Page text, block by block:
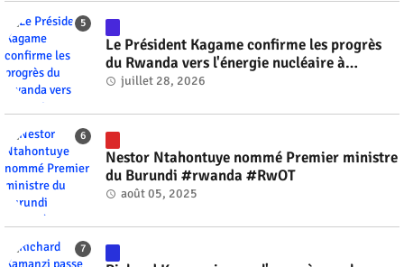
Le Président Kagame confirme les progrès
du Rwanda vers l'énergie nucléaire à
l'horizon 2030 #rwanda #RwOT
juillet 28, 2026
Nestor Ntahontuye nommé Premier ministre
du Burundi #rwanda #RwOT
août 05, 2025